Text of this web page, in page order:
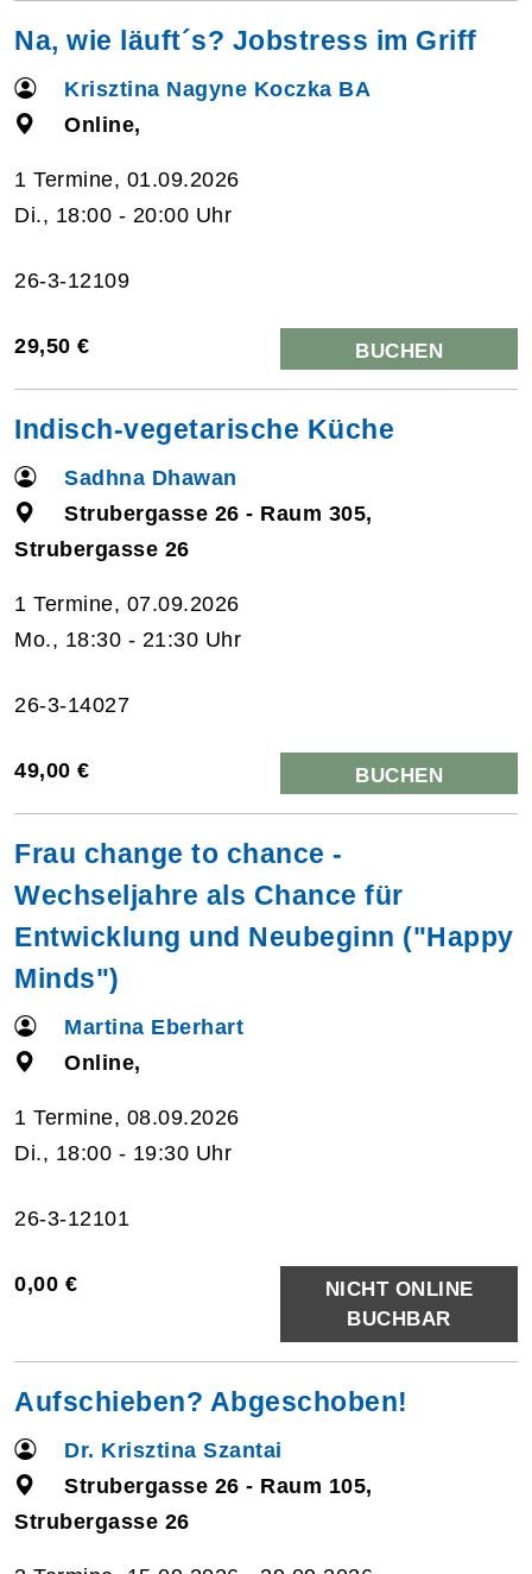
Na, wie läuft´s? Jobstress im Griff
Krisztina Nagyne Koczka BA
Online,
1 Termine, 01.09.2026
Di., 18:00 - 20:00 Uhr
26-3-12109
29,50 € BUCHEN
Indisch-vegetarische Küche
Sadhna Dhawan
Strubergasse 26 - Raum 305,
Strubergasse 26
1 Termine, 07.09.2026
Mo., 18:30 - 21:30 Uhr
26-3-14027
49,00 € BUCHEN
Frau change to chance -
Wechseljahre als Chance für
Entwicklung und Neubeginn ("Happy
Minds")
Martina Eberhart
Online,
1 Termine, 08.09.2026
Di., 18:00 - 19:30 Uhr
26-3-12101
0,00 €
NICHT ONLINE
BUCHBAR
Aufschieben? Abgeschoben!
Dr. Krisztina Szantai
Strubergasse 26 - Raum 105,
Strubergasse 26